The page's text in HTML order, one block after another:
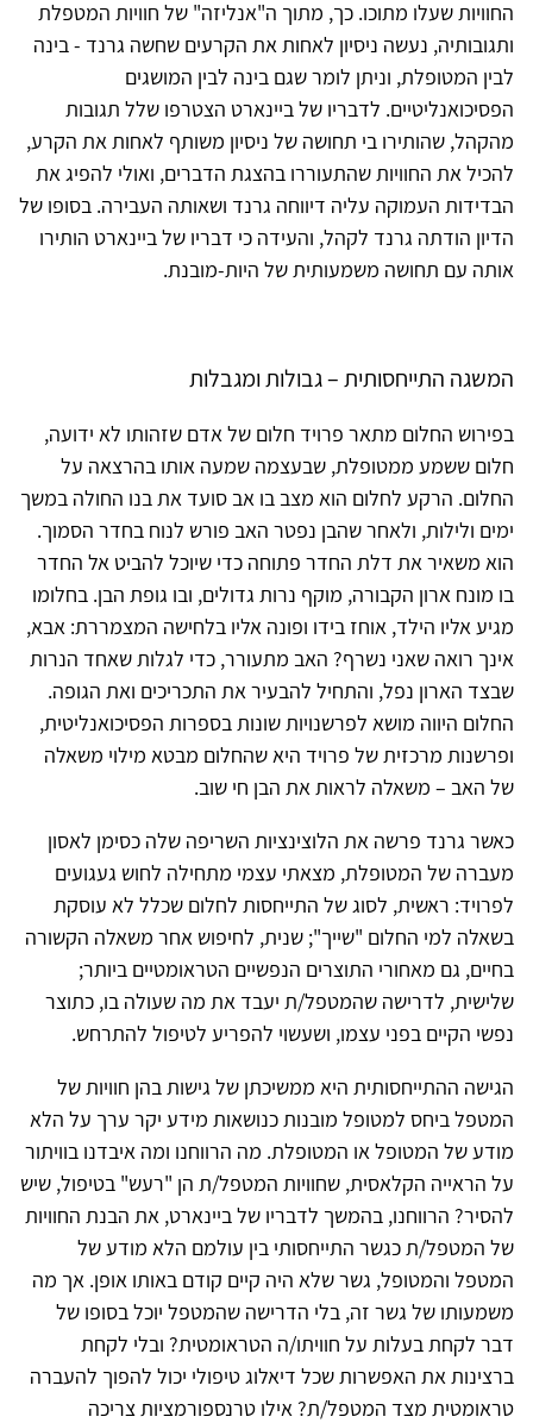
החוויות שעלו מתוכו. כך, מתוך ה"אנליזה" של חוויות המטפלת
ותגובותיה, נעשה ניסיון לאחות את הקרעים שחשה גרנד - בינה
לבין המטופלת, וניתן לומר שגם בינה לבין המושגים
הפסיכואנליטיים. לדבריו של ביינארט הצטרפו שלל תגובות
מהקהל, שהותירו בי תחושה של ניסיון משותף לאחות את הקרע,
להכיל את החוויות שהתעוררו בהצגת הדברים, ואולי להפיג את
הבדידות העמוקה עליה דיווחה גרנד ושאותה העבירה. בסופו של
הדיון הודתה גרנד לקהל, והעידה כי דבריו של ביינארט הותירו
אותה עם תחושה משמעותית של היות-מובנת.
המשגה התייחסותית – גבולות ומגבלות
בפירוש החלום מתאר פרויד חלום של אדם שזהותו לא ידועה,
חלום ששמע ממטופלת, שבעצמה שמעה אותו בהרצאה על
החלום. הרקע לחלום הוא מצב בו אב סועד את בנו החולה במשך
ימים ולילות, ולאחר שהבן נפטר האב פורש לנוח בחדר הסמוך.
הוא משאיר את דלת החדר פתוחה כדי שיוכל להביט אל החדר
בו מונח ארון הקבורה, מוקף נרות גדולים, ובו גופת הבן. בחלומו
מגיע אליו הילד, אוחז בידו ופונה אליו בלחישה המצמררת: אבא,
אינך רואה שאני נשרף? האב מתעורר, כדי לגלות שאחד הנרות
שבצד הארון נפל, והתחיל להבעיר את התכריכים ואת הגופה.
החלום היווה מושא לפרשנויות שונות בספרות הפסיכואנליטית,
ופרשנות מרכזית של פרויד היא שהחלום מבטא מילוי משאלה
של האב – משאלה לראות את הבן חי שוב.
כאשר גרנד פרשה את הלוצינציות השריפה שלה כסימן לאסון
מעברה של המטופלת, מצאתי עצמי מתחילה לחוש געגועים
לפרויד: ראשית, לסוג של התייחסות לחלום שכלל לא עוסקת
בשאלה למי החלום "שייך"; שנית, לחיפוש אחר משאלה הקשורה
בחיים, גם מאחורי התוצרים הנפשיים הטראומטיים ביותר;
שלישית, לדרישה שהמטפל/ת יעבד את מה שעולה בו, כתוצר
נפשי הקיים בפני עצמו, ושעשוי להפריע לטיפול להתרחש.
הגישה ההתייחסותית היא ממשיכתן של גישות בהן חוויות של
המטפל ביחס למטופל מובנות כנושאות מידע יקר ערך על הלא
מודע של המטופל או המטופלת. מה הרווחנו ומה איבדנו בוויתור
על הראייה הקלאסית, שחוויות המטפל/ת הן "רעש" בטיפול, שיש
להסיר? הרווחנו, בהמשך לדבריו של ביינארט, את הבנת החוויות
של המטפל/ת כגשר התייחסותי בין עולמם הלא מודע של
המטפל והמטופל, גשר שלא היה קיים קודם באותו אופן. אך מה
משמעותו של גשר זה, בלי הדרישה שהמטפל יוכל בסופו של
דבר לקחת בעלות על חוויתו/ה הטראומטית? ובלי לקחת
ברצינות את האפשרות שכל דיאלוג טיפולי יכול להפוך להעברה
טראומטית מצד המטפל/ת? אילו טרנספורמציות צריכה